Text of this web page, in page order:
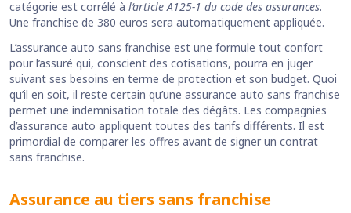
catégorie est corrélé à l‘article A125-1 du code des assurances.
Une franchise de 380 euros sera automatiquement appliquée.
L’assurance auto sans franchise est une formule tout confort
pour l’assuré qui, conscient des cotisations, pourra en juger
suivant ses besoins en terme de protection et son budget. Quoi
qu’il en soit, il reste certain qu’une assurance auto sans franchise
permet une indemnisation totale des dégâts. Les compagnies
d’assurance auto appliquent toutes des tarifs différents. Il est
primordial de comparer les offres avant de signer un contrat
sans franchise.
Assurance au tiers sans franchise